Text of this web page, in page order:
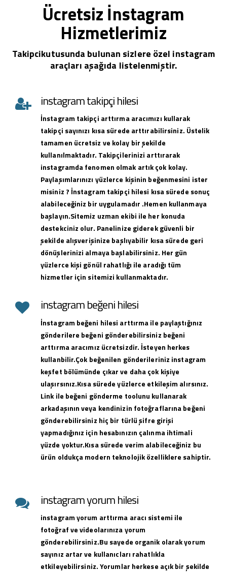
Ücretsiz İnstagram
Hizmetlerimiz
Takipcikutusunda bulunan sizlere özel instagram
araçları aşağıda listelenmiştir.
instagram takipçi hilesi
İnstagram takipçi arttırma aracımızı kullarak
takipçi sayınızı kısa sürede arttırabilirsiniz. Üstelik
tamamen ücretsiz ve kolay bir şekilde
kullanılmaktadır. Takipçilerinizi arttırarak
instagramda fenomen olmak artık çok kolay.
Paylaşımlarınızı yüzlerce kişinin beğenmesini ister
misiniz ? İnstagram takipçi hilesi kısa sürede sonuç
alabileceğiniz bir uygulamadır .Hemen kullanmaya
başlayın.Sitemiz uzman ekibi ile her konuda
destekciniz olur. Panelinize giderek güvenli bir
şekilde alışverişinize başlıyabilir kısa sürede geri
dönüşlerinizi almaya başlabilirsiniz. Her gün
yüzlerce kişi gönül rahatlığı ile aradığı tüm
hizmetler için sitemizi kullanmaktadır.
instagram beğeni hilesi
İnstagram beğeni hilesi arttırma ile paylaştığınız
gönderilere beğeni gönderebilirsiniz beğeni
arttırma aracımız ücretsizdir. İsteyen herkes
kullanbilir.Çok beğenilen gönderileriniz instagram
keşfet bölümünde çıkar ve daha çok kişiye
ulaşırsınız.Kısa sürede yüzlerce etkileşim alırsınız.
Link ile beğeni gönderme toolunu kullanarak
arkadaşının veya kendinizin fotoğraflarına beğeni
gönderebilirsiniz hiç bir türlü şifre girişi
yapmadığınız için hesabınızın çalınma ihtimali
yüzde yoktur.Kısa sürede verim alabileceğiniz bu
ürün oldukça modern teknolojik özelliklere sahiptir.
instagram yorum hilesi
instagram yorum arttırma aracı sistemi ile
fotoğraf ve videolarınıza yorum
gönderebilirsiniz.Bu sayede organik olarak yorum
sayınız artar ve kullanıcları rahatlıkla
etkileyebilirsiniz. Yorumlar herkese açık bir şekilde